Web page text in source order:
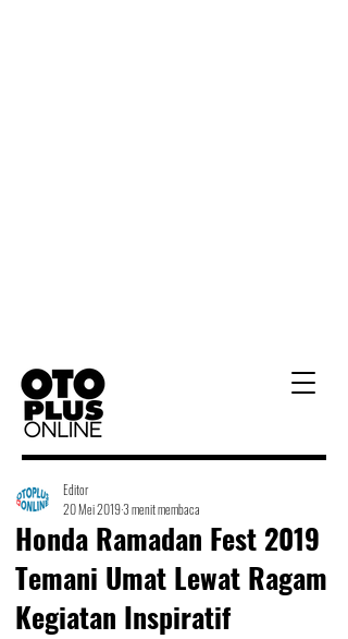
Honda Ramadan Fest 2019
Temani Umat Lewat Ragam
Kegiatan Inspiratif
Editor
20 Mei 20193 menit membaca